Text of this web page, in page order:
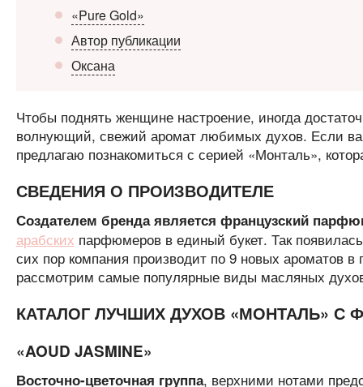
«Pure Gold»
Автор публикации
Оксана
Чтобы поднять женщине настроение, иногда
волнующий, свежий аромат любимых духов. Если
предлагаю познакомиться с серией «Монталь»,
СВЕДЕНИЯ О ПРОИЗВОДИТЕЛЕ
Создателем бренда является французский
арабских парфюмеров в единый букет. Так
сих пор компания производит по 9 новых ароматов
рассмотрим самые популярные виды масляных
КАТАЛОГ ЛУЧШИХ ДУХОВ «МОНТАЛЬ»
«AOUD JASMINE»
Восточно-цветочная группа, верхними нотами